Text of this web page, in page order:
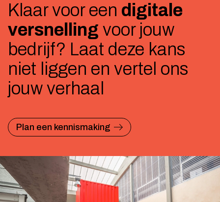
Klaar voor een digitale
versnelling voor jouw
bedrijf? Laat deze kans
niet liggen en vertel ons
jouw verhaal
Plan een kennismaking